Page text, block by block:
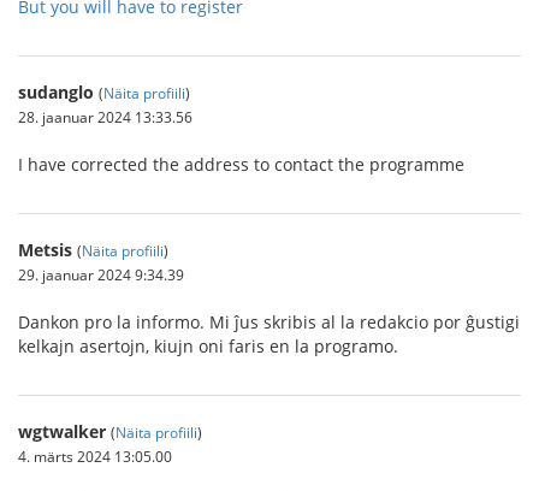
But you will have to register
sudanglo (Näita profiili)
28. jaanuar 2024 13:33.56
I have corrected the address to contact the programme
Metsis (Näita profiili)
29. jaanuar 2024 9:34.39
Dankon pro la informo. Mi ĵus skribis al la redakcio por ĝustigi
kelkajn asertojn, kiujn oni faris en la programo.
wgtwalker (Näita profiili)
4. märts 2024 13:05.00